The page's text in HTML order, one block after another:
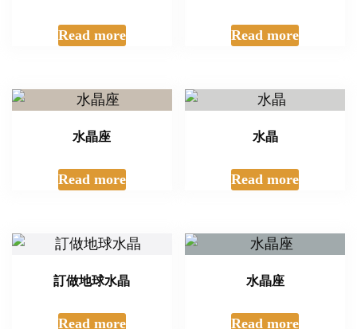
Read more Read more
水晶座
Read more
水晶
Read more
訂做地球水晶
Read more
水晶座
Read more